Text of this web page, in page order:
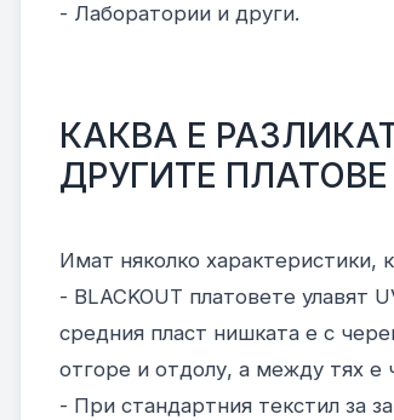
- Лаборатории и други.
КАКВА Е
ДРУГИТЕ
Имат няколко характеристики,
- BLACKOUT платовете улавят
средния пласт нишката е с
отгоре и отдолу, а между тях е
- При стандартния текстил за